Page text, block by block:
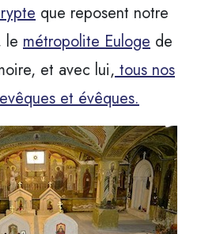
que reposent notre
le métropolite Euloge de
et avec lui, tous nos
et évêques.